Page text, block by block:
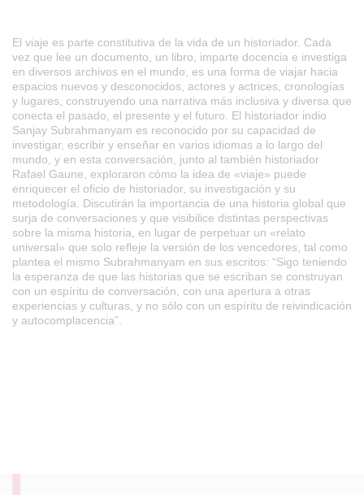
El viaje es parte constitutiva de la vida de un historiador. Cada
vez que lee un documento, un libro, imparte docencia e investiga
en diversos archivos en el mundo, es una forma de viajar hacia
espacios nuevos y desconocidos, actores y actrices, cronologías
y lugares, construyendo una narrativa más inclusiva y diversa que
conecta el pasado, el presente y el futuro. El historiador indio
Sanjay Subrahmanyam es reconocido por su capacidad de
investigar, escribir y enseñar en varios idiomas a lo largo del
mundo, y en esta conversación, junto al también historiador
Rafael Gaune, exploraron cómo la idea de «viaje» puede
enriquecer el oficio de historiador, su investigación y su
metodología. Discutirán la importancia de una historia global que
surja de conversaciones y que visibilice distintas perspectivas
sobre la misma historia, en lugar de perpetuar un «relato
universal» que solo refleje la versión de los vencedores, tal como
plantea el mismo Subrahmanyam en sus escritos: “Sigo teniendo
la esperanza de que las historias que se escriban se construyan
con un espíritu de conversación, con una apertura a otras
experiencias y culturas, y no sólo con un espíritu de reivindicación
y autocomplacencia”.